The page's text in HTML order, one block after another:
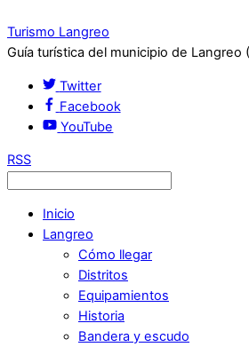
Turismo Langreo
Guía turística del municipio de Langreo
Twitter
Facebook
YouTube
RSS
Inicio
Langreo
Cómo llegar
Distritos
Equipamientos
Historia
Bandera y escudo